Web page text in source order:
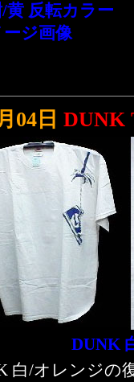
黄 反転カラー
ジ画像
04日 DUNK
DUNK
白/オレンジの